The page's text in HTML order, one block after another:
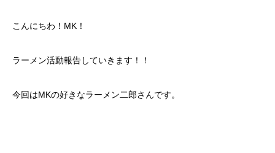
こんにちわ！MK！
ラーメン活動報告していきます！！
今回はMKの好きなラーメン二郎さんです。